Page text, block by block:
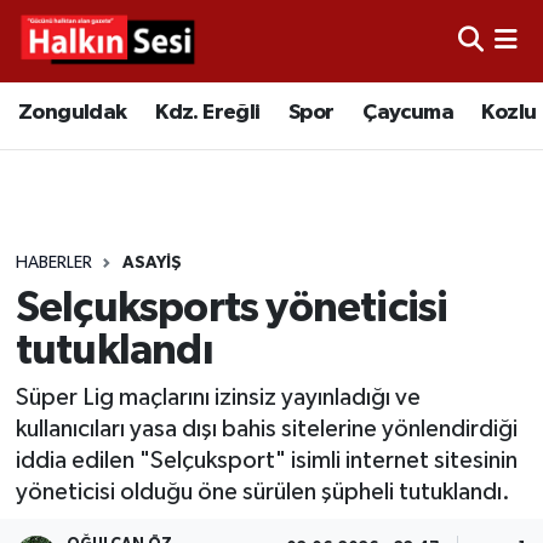
Zonguldak Kdz. Ereğli Spor Çaycuma Kozlu
HABERLER ASAYIŞ
Selçuksports yöneticisi
tutuklandı
Süper Lig maçlarını izinsiz yayınladığı ve
kullanıcıları yasa dışı bahis sitelerine yönlendirdiği
iddia edilen "Selçuksport" isimli internet sitesinin
yöneticisi olduğu öne sürülen şüpheli tutuklandı.
Video
Çaycuma
Alaplı
Asayiş
Bartın
Merkez Hava Durumu
Süper Lig Puan Durumu ve Fikstür
Tüm Manşetler
Son Dakika Haberleri
Haber Arşivi